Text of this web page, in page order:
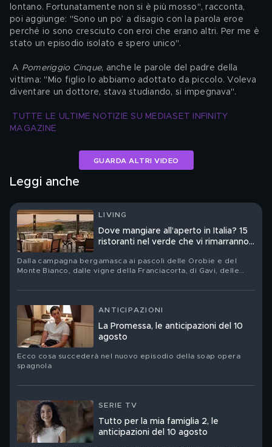
lontano. Fortunatamente non si è più mosso", racconta,
poi aggiunge: "Sono un po’ a disagio con la parola eroe
perché io sono cresciuto con eroi che erano altri. Per me è
stato un episodio isolato e spero unico".
A Pomeriggio Cinque, anche le parole del padre della
vittima: "Mio figlio lo abbiamo adottato da piccolo. Voleva
diventare un dottore, stava studiando, si impegnava".
TUTTE LE ULTIME NOTIZIE SU MEDIASET INFINITY
MAGAZINE
GUARDA ALTRI VIDEO
Leggi anche
LIVING
Dove mangiare all’aperto in Italia? 15
ristoranti nel verde che vi rimarranno
Dalla campagna bergamasca ai pascoli delle Orobie e del
Monte Bianco, dalle vigne della Franciacorta, di Gavi, delle
Eolie: quindici tavole nelle quali orti, boschi, allevamenti e
ANTICIPAZIONI
La Promessa, le anticipazioni del 10
agosto
Ecco cosa succederà nel nuovo episodio della soap opera
spagnola
SERIE TV
Tutto per la mia famiglia 2, le
anticipazioni del 10 agosto